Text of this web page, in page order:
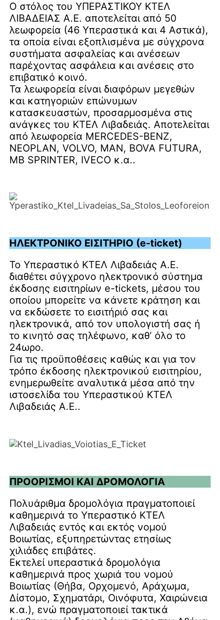
Ο στόλος του ΥΠΕΡΑΣΤΙΚΟΥ ΚΤΕΛ
ΛΙΒΑΔΕΙΑΣ A.E. αποτελείται από 50
λεωφορεία (46 Υπεραστικά και 4 Αστικά),
τα οποία είναι εξοπλισμένα με σύγχρονα
συστήματα ασφαλείας και ανέσεων
παρέχοντας ασφάλεια και ανέσεις στο
επιβατικό κοινό.
Τα λεωφορεία είναι διαφόρων μεγεθών
και κατηγοριών επώνυμων
κατασκευαστών, προσαρμοσμένα στις
ανάγκες του ΚΤΕΛ Λιβαδειάς. Αποτελείται
από λεωφορεία MERCEDES-BENZ,
NΕOPLAN, VOLVO, MAN, BOVA FUTURA,
MB SPRINTER, IVECO κ.α..
ΗΛΕΚΤΡΟΝΙΚΟ ΕΙΣΙΤΗΡΙΟ (e-ticket)
Το Υπεραστικό ΚΤΕΛ Λιβαδειάς Α.Ε.
διαθέτει σύγχρονο ηλεκτρονικό σύστημα
έκδοσης εισιτηρίων e-tickets, μέσου του
οποίου μπορείτε να κάνετε κράτηση και
να εκδώσετε το εισιτήριό σας και
ηλεκτρονικά, από τον υπολογιστή σας ή
το κινητό σας τηλέφωνο, καθ’ όλο το
24ωρο.
Για τις προϋποθέσεις καθώς και για τον
τρόπο έκδοσης ηλεκτρονικού εισιτηρίου,
ενημερωθείτε αναλυτικά μέσα από την
ιστοσελίδα του Υπεραστικού ΚΤΕΛ
Λιβαδειάς Α.Ε..
ΠΡΟΟΡΙΣΜΟΙ ΚΑΙ ΔΡΟΜΟΛΟΓΙΑ
Πολυάριθμα δρομολόγια πραγματοποιεί
καθημερινά το Υπεραστικό ΚΤΕΛ
Λιβαδειάς εντός και εκτός νομού
Βοιωτίας, εξυπηρετώντας ετησίως
χιλιάδες επιβάτες.
Εκτελεί υπεραστικά δρομολόγια
καθημερινά προς χωριά του νομού
Βοιωτίας (Θήβα, Ορχομενό, Αράχωμα,
Δίστομο, Σχηματάρι, Οινόφυτα, Χαιρώνεια
κ.α.), ενώ πραγματοποιεί τακτικά